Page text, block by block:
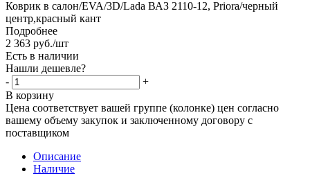
Коврик в салон/EVA/3D/Lada ВАЗ 2110-12, Priora/черный
центр,красный кант
Подробнее
2 363 руб./шт
Есть в наличии
Нашли дешевле?
-
+
В корзину
Цена соответствует вашей группе (колонке) цен согласно
вашему объему закупок и заключенному договору с
поставщиком
Описание
Наличие